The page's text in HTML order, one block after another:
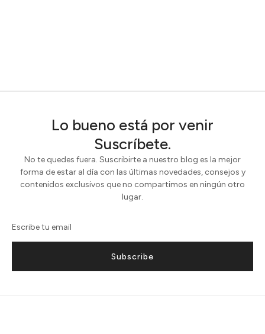
Lo bueno está por venir
Suscríbete.
No te quedes fuera. Suscribirte a nuestro blog es la mejor
forma de estar al día con las últimas novedades, consejos y
contenidos exclusivos que no compartimos en ningún otro
lugar.
Subscribe